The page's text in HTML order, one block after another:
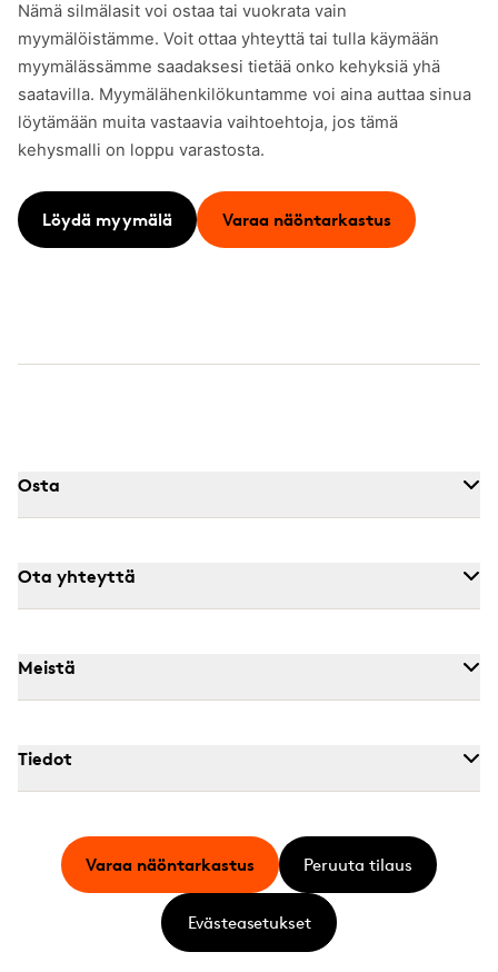
Nämä silmälasit voi ostaa tai vuokrata vain
myymälöistämme. Voit ottaa yhteyttä tai tulla käymään
myymälässämme saadaksesi tietää onko kehyksiä yhä
saatavilla. Myymälähenkilökuntamme voi aina auttaa sinua
löytämään muita vastaavia vaihtoehtoja, jos tämä
kehysmalli on loppu varastosta.
Löydä myymälä Varaa näöntarkastus
Osta
Ota yhteyttä
Meistä
Tiedot
Varaa näöntarkastus Peruuta tilaus
Evästeasetukset